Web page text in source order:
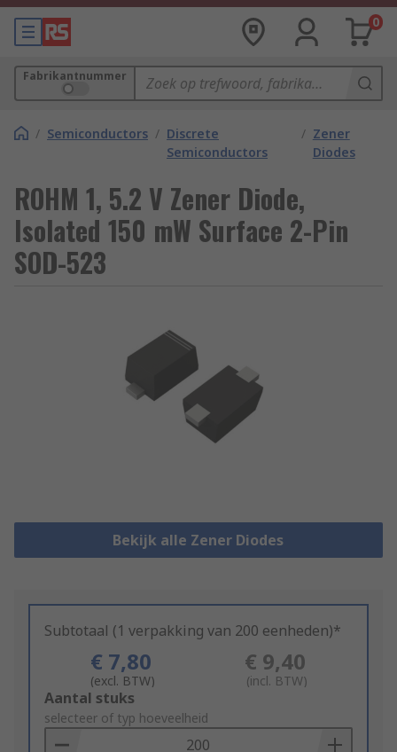
0
Fabrikantnummer
/ Semiconductors / Discrete
Semiconductors
/ Zener
Diodes
ROHM 1, 5.2 V Zener Diode,
Isolated 150 mW Surface 2-Pin
SOD-523
Bekijk alle Zener Diodes
Subtotaal (1 verpakking van 200 eenheden)*
€ 7,80
(excl. BTW)
€ 9,40
(incl. BTW)
Add
to
Basket
Aantal stuks
selecteer of typ hoeveelheid